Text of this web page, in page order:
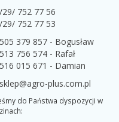
/29/ 752 77 56
/29/ 752 77 53
505 379 857 - Bogusław
513 756 574 - Rafał
516 015 671 - Damian
sklep@agro-plus.com.pl
do Państwa dyspozycji w